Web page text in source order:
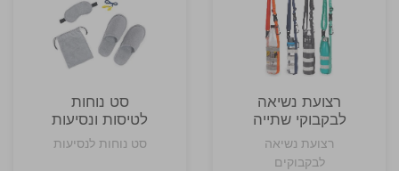
רצועת נשיאה
לבקבוקי שתייה
וטרמוסים
רצועת נשיאה
לבקבוקים
סט נוחות
לטיסות ונסיעות
סט נוחות לנסיעות